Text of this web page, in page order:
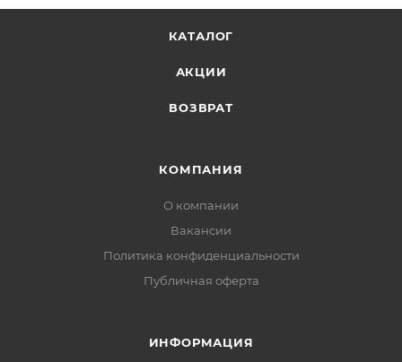
КАТАЛОГ
АКЦИИ
ВОЗВРАТ
КОМПАНИЯ
О компании
Вакансии
Политика конфиденциальности
Публичная оферта
ИНФОРМАЦИЯ